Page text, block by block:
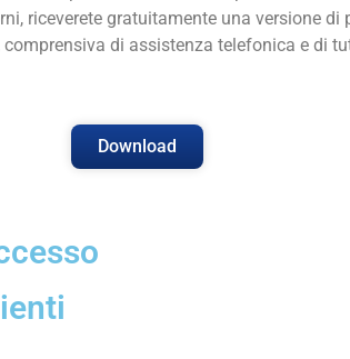
riceverete gratuitamente una versione di
di assistenza telefonica e di
Download